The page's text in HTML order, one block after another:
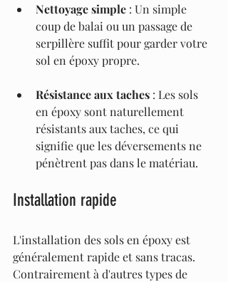
Nettoyage simple : Un simple
coup de balai ou un passage de
serpillère suffit pour garder votre
sol en époxy propre.
Résistance aux taches : Les sols
en époxy sont naturellement
résistants aux taches, ce qui
signifie que les déversements ne
pénètrent pas dans le matériau.
Installation rapide
L'installation des sols en époxy est
généralement rapide et sans tracas.
Contrairement à d'autres types de